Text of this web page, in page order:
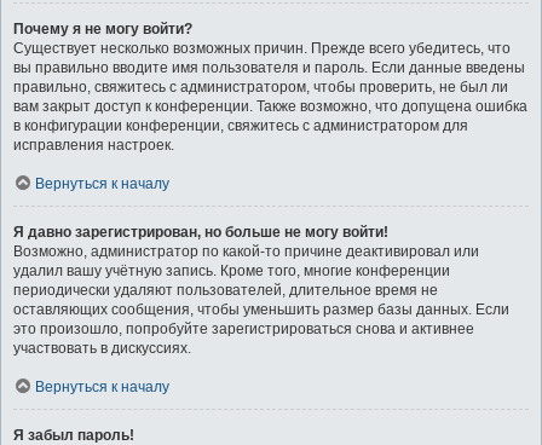
Почему я не могу войти?
Существует несколько возможных причин. Прежде всего убедитесь, что
вы правильно вводите имя пользователя и пароль. Если данные введены
правильно, свяжитесь с администратором, чтобы проверить, не был ли
вам закрыт доступ к конференции. Также возможно, что допущена ошибка
в конфигурации конференции, свяжитесь с администратором для
исправления настроек.
Вернуться к началу
Я давно зарегистрирован, но больше не могу войти!
Возможно, администратор по какой-то причине деактивировал или
удалил вашу учётную запись. Кроме того, многие конференции
периодически удаляют пользователей, длительное время не
оставляющих сообщения, чтобы уменьшить размер базы данных. Если
это произошло, попробуйте зарегистрироваться снова и активнее
участвовать в дискуссиях.
Вернуться к началу
Я забыл пароль!